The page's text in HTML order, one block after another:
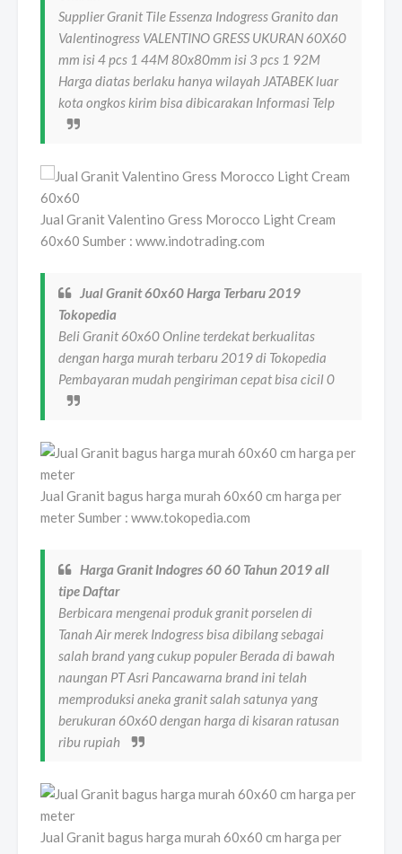
Supplier Granit Tile Essenza Indogress Granito dan
Valentinogress VALENTINO GRESS UKURAN 60X60
mm isi 4 pcs 1 44M 80x80mm isi 3 pcs 1 92M
Harga diatas berlaku hanya wilayah JATABEK luar
kota ongkos kirim bisa dibicarakan Informasi Telp
Jual Granit Valentino Gress Morocco Light Cream
60x60 Sumber : www.indotrading.com
Jual Granit 60x60 Harga Terbaru 2019
Tokopedia
Beli Granit 60x60 Online terdekat berkualitas
dengan harga murah terbaru 2019 di Tokopedia
Pembayaran mudah pengiriman cepat bisa cicil 0
Jual Granit bagus harga murah 60x60 cm harga per
meter Sumber : www.tokopedia.com
Harga Granit Indogres 60 60 Tahun 2019 all
tipe Daftar
Berbicara mengenai produk granit porselen di
Tanah Air merek Indogress bisa dibilang sebagai
salah brand yang cukup populer Berada di bawah
naungan PT Asri Pancawarna brand ini telah
memproduksi aneka granit salah satunya yang
berukuran 60x60 dengan harga di kisaran ratusan
ribu rupiah
Jual Granit bagus harga murah 60x60 cm harga per